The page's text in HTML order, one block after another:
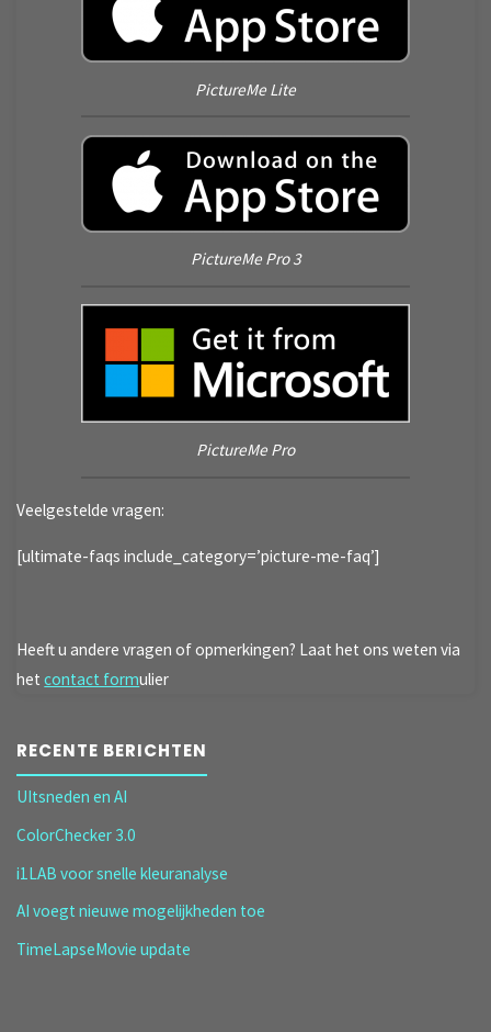
PictureMe Lite
PictureMe Pro 3
PictureMe Pro
Veelgestelde vragen:
[ultimate-faqs include_category=’picture-me-faq’]
Heeft u andere vragen of opmerkingen? Laat het ons weten via
hetcontact formulier
RECENTE BERICHTEN
UItsneden en AI
ColorChecker 3.0
i1LAB voor snelle kleuranalyse
AI voegt nieuwe mogelijkheden toe
TimeLapseMovie update